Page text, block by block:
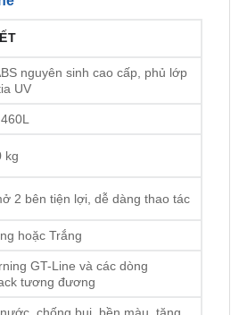
nguyên sinh cao cấp, phủ lớp
UV
2 bên tiện lợi, dễ dàng thao tác
tương đương
chống bụi, bền màu, tăng
chứa đồ